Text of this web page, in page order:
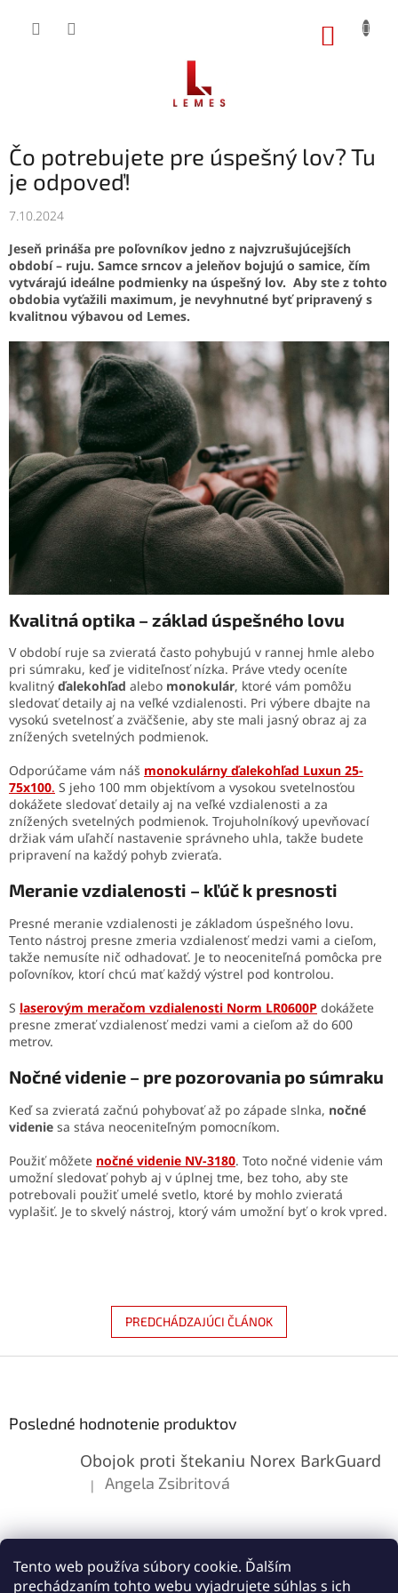
Tento web používa súbory cookie. Ďalším
prechádzaním tohto webu vyjadrujete súhlas s ich
Čo potrebujete pre úspešný lov? Tu
je odpoveď!
7.10.2024
Jeseň prináša pre poľovníkov jedno z najvzrušujúcejších
období – ruju. Samce srncov a jeleňov bojujú o samice, čím
vytvárajú ideálne podmienky na úspešný lov. Aby ste z tohto
obdobia vyťažili maximum, je nevyhnutné byť pripravený s
kvalitnou výbavou od Lemes.
Kvalitná optika – základ úspešného lovu
V období ruje sa zvieratá často pohybujú v rannej hmle alebo
pri súmraku, keď je viditeľnosť nízka. Práve vtedy oceníte
kvalitný ďalekohľad alebo monokulár, ktoré vám pomôžu
sledovať detaily aj na veľké vzdialenosti. Pri výbere dbajte na
vysokú svetelnosť a zväčšenie, aby ste mali jasný obraz aj za
znížených svetelných podmienok.
Odporúčame vám náš monokulárny ďalekohľad Luxun 25-
75x100. S jeho 100 mm objektívom a vysokou svetelnosťou
dokážete sledovať detaily aj na veľké vzdialenosti a za
znížených svetelných podmienok. Trojuholníkový upevňovací
držiak vám uľahčí nastavenie správneho uhla, takže budete
pripravení na každý pohyb zvieraťa.
Meranie vzdialenosti – kľúč k presnosti
Presné meranie vzdialenosti je základom úspešného lovu.
Tento nástroj presne zmeria vzdialenosť medzi vami a cieľom,
takže nemusíte nič odhadovať. Je to neoceniteľná pomôcka pre
poľovníkov, ktorí chcú mať každý výstrel pod kontrolou.
S laserovým meračom vzdialenosti Norm LR0600P dokážete
presne zmerať vzdialenosť medzi vami a cieľom až do 600
metrov.
Nočné videnie – pre pozorovania po súmraku
Keď sa zvieratá začnú pohybovať až po západe slnka, nočné
videnie sa stáva neoceniteľným pomocníkom.
Použiť môžete nočné videnie NV-3180. Toto nočné videnie vám
umožní sledovať pohyb aj v úplnej tme, bez toho, aby ste
potrebovali použiť umelé svetlo, ktoré by mohlo zvieratá
vyplašiť. Je to skvelý nástroj, ktorý vám umožní byť o krok vpred.
PREDCHÁDZAJÚCI ČLÁNOK
Posledné hodnotenie produktov
Obojok proti štekaniu Norex BarkGuard
Hodnotenie produktu je 5 z 5 hviezdičiek.
| Angela Zsibritová